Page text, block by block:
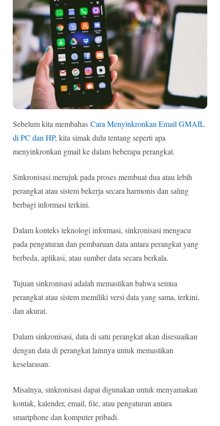
Sebelum kita membahasCara Menyinkronkan Email GMAIL
di PC dan HP, kita simak dulu tentang seperti apa
menyinkronkan gmail ke dalam beberapa perangkat.
Sinkronisasi merujuk pada proses membuat dua atau lebih
perangkat atau sistem bekerja secara harmonis dan saling
berbagi informasi terkini.
Dalam konteks teknologi informasi, sinkronisasi mengacu
pada pengaturan dan pembaruan data antara perangkat yang
berbeda, aplikasi, atau sumber data secara berkala.
Tujuan sinkronisasi adalah memastikan bahwa semua
perangkat atau sistem memiliki versi data yang sama, terkini,
dan akurat.
Dalam sinkronisasi, data di satu perangkat akan disesuaikan
dengan data di perangkat lainnya untuk memastikan
keselarasan.
Misalnya, sinkronisasi dapat digunakan untuk menyamakan
kontak, kalender, email, file, atau pengaturan antara
smartphone dan komputer pribadi.